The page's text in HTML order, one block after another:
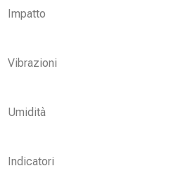
Impatto
Vibrazioni
Umidità
Indicatori